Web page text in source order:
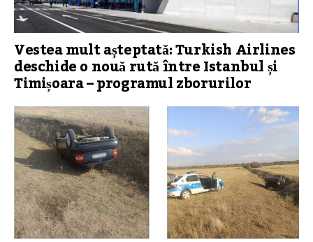
Vestea mult așteptată: Turkish Airlines
deschide o nouă rută între Istanbul și
Timișoara – programul zborurilor